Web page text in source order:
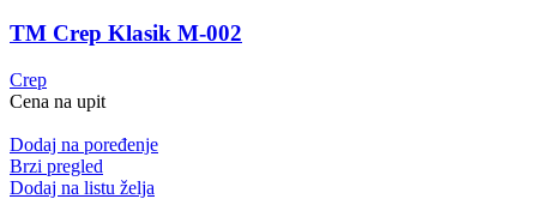
TM Crep Klasik M-002
Crep
Cena na upit
Dodaj na poređenje
Brzi pregled
Dodaj na listu želja